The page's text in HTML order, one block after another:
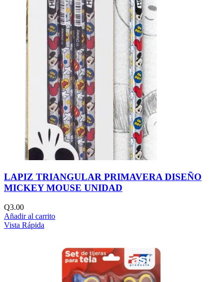
LAPIZ TRIANGULAR PRIMAVERA DISEÑO
MICKEY MOUSE UNIDAD
Q3.00
Añadir al carrito
Vista Rápida